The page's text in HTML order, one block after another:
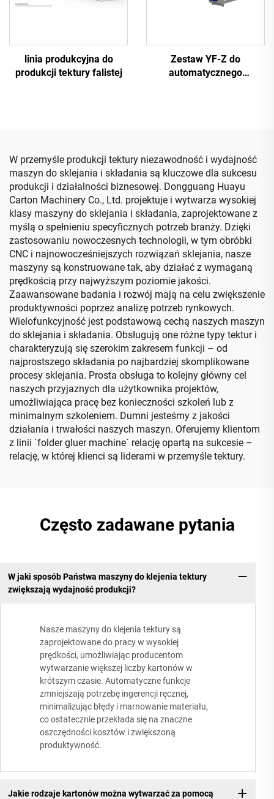
próżniowym)
linia produkcyjna do
produkcji tektury falistej
Zestaw YF-Z do
automatycznego
W przemyśle produkcji tektury niezawodność i wydajność
maszyn do sklejania i składania są kluczowe dla sukcesu
produkcji i działalności biznesowej. Dongguang Huayu
Carton Machinery Co., Ltd. projektuje i wytwarza wysokiej
klasy maszyny do sklejania i składania, zaprojektowane z
myślą o spełnieniu specyficznych potrzeb branży. Dzięki
zastosowaniu nowoczesnych technologii, w tym obróbki
CNC i najnowocześniejszych rozwiązań sklejania, nasze
maszyny są konstruowane tak, aby działać z wymaganą
prędkością przy najwyższym poziomie jakości.
Zaawansowane badania i rozwój mają na celu zwiększenie
produktywności poprzez analizę potrzeb rynkowych.
Wielofunkcyjność jest podstawową cechą naszych maszyn
do sklejania i składania. Obsługują one różne typy tektur i
charakteryzują się szerokim zakresem funkcji – od
najprostszego składania po najbardziej skomplikowane
procesy sklejania. Prosta obsługa to kolejny główny cel
naszych przyjaznych dla użytkownika projektów,
umożliwiająca pracę bez konieczności szkoleń lub z
minimalnym szkoleniem. Dumni jesteśmy z jakości
działania i trwałości naszych maszyn. Oferujemy klientom
z linii `folder gluer machine` relację opartą na sukcesie –
relację, w której klienci są liderami w przemyśle tektury.
Często zadawane pytania
W jaki sposób Państwa maszyny do klejenia tektury
zwiększają wydajność produkcji?
Nasze maszyny do klejenia tektury są
zaprojektowane do pracy w wysokiej
prędkości, umożliwiając producentom
wytwarzanie większej liczby kartonów w
krótszym czasie. Automatyczne funkcje
zmniejszają potrzebę ingerencji ręcznej,
minimalizując błędy i marnowanie materiału,
co ostatecznie przekłada się na znaczne
oszczędności kosztów i zwiększoną
produktywność.
Jakie rodzaje kartonów można wytwarzać za pomocą